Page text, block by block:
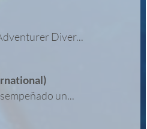
Diver...
un...